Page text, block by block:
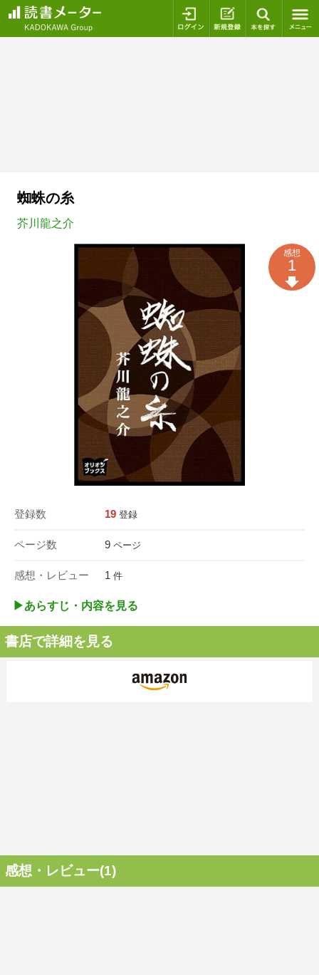
ログイン 新規登録
蜘蛛の糸
芥川龍之介
登録数 19 登録
ページ数 9 ページ
感想・レビュー 1 件
感想
1
▶︎あらすじ・内容を見る
書店で詳細を見る
感想・レビュー(1)